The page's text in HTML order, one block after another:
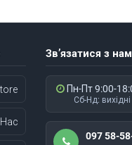
використовувати
інших меблевих
навантаженням.
Зв’язатися з
Пн-Пт 9:00-
Сб-Нд: вихідні
097 58-